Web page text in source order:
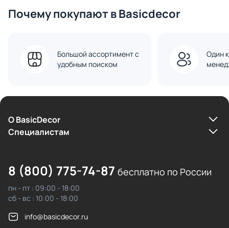
Почему покупают в Basicdecor
Большой ассортимент с
удобным поиском
Один
О BasicDecor
Cпециалистам
8 (800) 775-74-87 бесплатно по России
пн - пт : 09:00 - 18:00
сб - вс : 10:00 - 18:00
info@basicdecor.ru